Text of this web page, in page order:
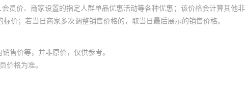
员价、商家设置的指定人群单品优惠活动等各种优惠；该价格会计算其他
价；若当日商家多次调整销售价格的，取当日最后展示的销售价格。
售价等，并非原价，仅供参考。
价格为准。